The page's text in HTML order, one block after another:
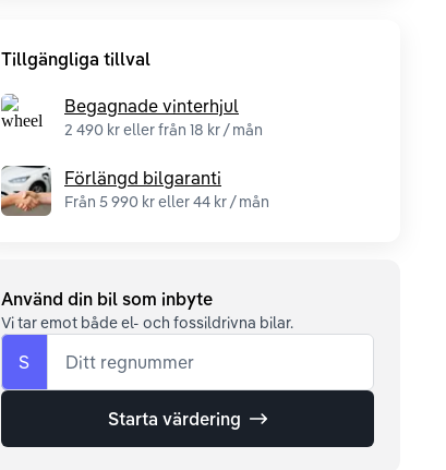
Tillgängliga tillval
Begagnade vinterhjul
2 490 kr eller från 18 kr / mån
Förlängd bilgaranti
Från 5 990 kr eller 44 kr / mån
Använd din bil som inbyte
Vi tar emot både el- och fossildrivna bilar.
S Ditt regnummer
Starta värdering